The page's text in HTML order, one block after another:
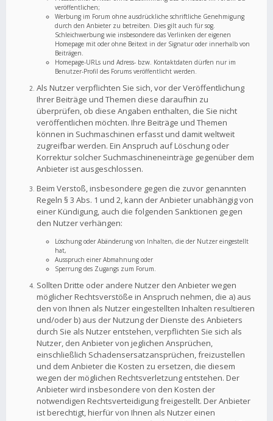
veröffentlichen;
Werbung im Forum ohne ausdrückliche schriftliche Genehmigung
durch den Anbieter zu betreiben. Dies gilt auch für sog.
Schleichwerbung wie insbesondere das Verlinken der eigenen
Homepage mit oder ohne Beitext in der Signatur oder innerhalb von
Beiträgen.
Homepage-URLs und Adress- bzw. Kontaktdaten dürfen nur im
Benutzer-Profil des Forums veröffentlicht werden.
Als Nutzer verpflichten Sie sich, vor der Veröffentlichung
Ihrer Beiträge und Themen diese daraufhin zu
überprüfen, ob diese Angaben enthalten, die Sie nicht
veröffentlichen möchten. Ihre Beiträge und Themen
können in Suchmaschinen erfasst und damit weltweit
zugreifbar werden. Ein Anspruch auf Löschung oder
Korrektur solcher Suchmaschineneinträge gegenüber dem
Anbieter ist ausgeschlossen.
Beim Verstoß, insbesondere gegen die zuvor genannten
Regeln § 3 Abs. 1 und 2, kann der Anbieter unabhängig von
einer Kündigung, auch die folgenden Sanktionen gegen
den Nutzer verhängen:
Löschung oder Abänderung von Inhalten, die der Nutzer eingestellt
hat,
Ausspruch einer Abmahnung oder
Sperrung des Zugangs zum Forum.
Sollten Dritte oder andere Nutzer den Anbieter wegen
möglicher Rechtsverstöße in Anspruch nehmen, die a) aus
den von Ihnen als Nutzer eingestellten Inhalten resultieren
und/oder b) aus der Nutzung der Dienste des Anbieters
durch Sie als Nutzer entstehen, verpflichten Sie sich als
Nutzer, den Anbieter von jeglichen Ansprüchen,
einschließlich Schadensersatzansprüchen, freizustellen
und dem Anbieter die Kosten zu ersetzen, die diesem
wegen der möglichen Rechtsverletzung entstehen. Der
Anbieter wird insbesondere von den Kosten der
notwendigen Rechtsverteidigung freigestellt. Der Anbieter
ist berechtigt, hierfür von Ihnen als Nutzer einen